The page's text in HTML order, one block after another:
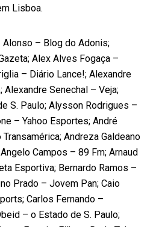
Lisboa.
Alonso – Blog do Adonis;
Alex Alves Fogaça –
– Diário Lance!; Alexandre
Alexandre Senechal – Veja;
S. Paulo; Alysson Rodrigues –
– Yahoo Esportes; André
Andreza Galdeano
Campos – 89 Fm; Arnaud
Esportiva; Bernardo Ramos –
Prado – Jovem Pan; Caio
Carlos Fernando –
– o Estado de S. Paulo;